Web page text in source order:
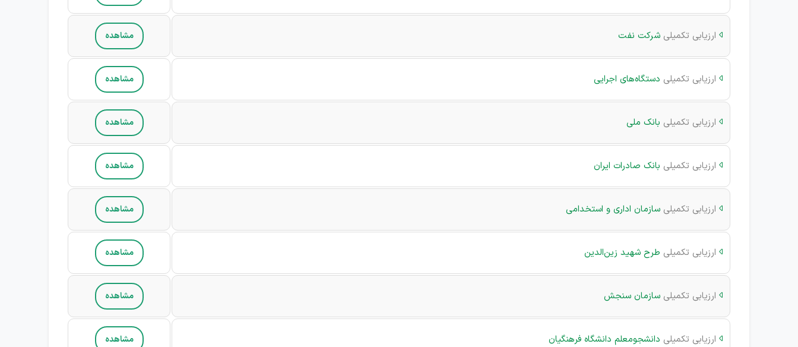
 ارزیابی تکمیلی شرکت نفت مشاهده
 ارزیابی تکمیلی دستگاه‌های اجرایی مشاهده
 ارزیابی تکمیلی بانک ملی مشاهده
 ارزیابی تکمیلی بانک صادرات ایران مشاهده
 ارزیابی تکمیلی سازمان اداری و استخدامی مشاهده
 ارزیابی تکمیلی طرح شهید زین‌الدین مشاهده
 ارزیابی تکمیلی سازمان سنجش مشاهده
 ارزیابی تکمیلی دانشجومعلم دانشگاه فرهنگیان مشاهده